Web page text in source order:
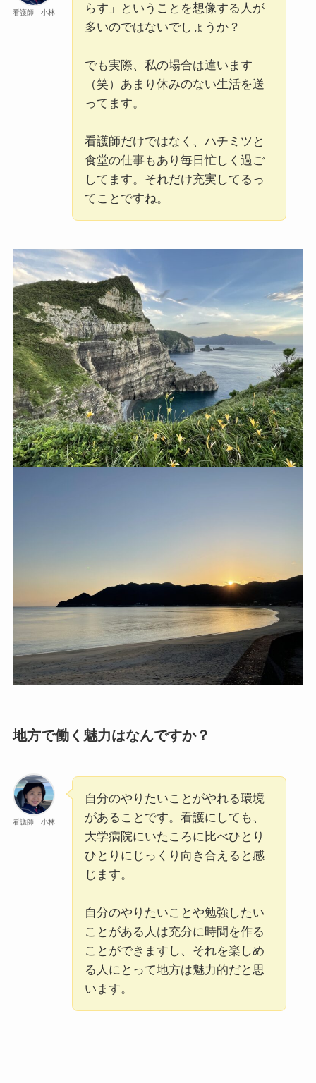
看護師 小林
らす」ということを想像する人が
多いのではないでしょうか？
でも実際、私の場合は違います
（笑）あまり休みのない生活を送
ってます。
看護師だけではなく、ハチミツと
食堂の仕事もあり毎日忙しく過ご
してます。それだけ充実してるっ
てことですね。
地方で働く魅力はなんですか？
看護師 小林
自分のやりたいことがやれる環境
があることです。看護にしても、
大学病院にいたころに比べひとり
ひとりにじっくり向き合えると感
じます。
自分のやりたいことや勉強したい
ことがある人は充分に時間を作る
ことができますし、それを楽しめ
る人にとって地方は魅力的だと思
います。